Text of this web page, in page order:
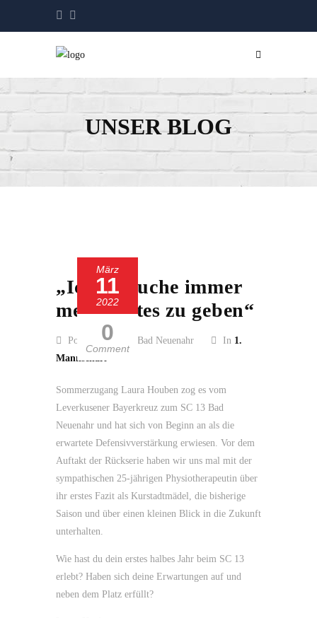
UNSER BLOG
März
11
2022
0
Comment
„Ich versuche immer
mein Bestes zu geben“
Posted by SC 13 Bad Neuenahr In 1.
Mannschaft
Sommerzugang Laura Houben zog es vom
Leverkusener Bayerkreuz zum SC 13 Bad
Neuenahr und hat sich von Beginn an als die
erwartete Defensivverstärkung erwiesen. Vor dem
Auftakt der Rückserie haben wir uns mal mit der
sympathischen 25-jährigen Physiotherapeutin über
ihr erstes Fazit als Kurstadtmädel, die bisherige
Saison und über einen kleinen Blick in die Zukunft
unterhalten.
Wie hast du dein erstes halbes Jahr beim SC 13
erlebt? Haben sich deine Erwartungen auf und
neben dem Platz erfüllt?